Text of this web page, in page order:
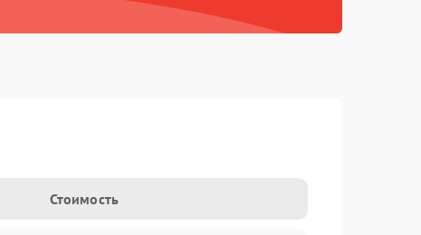
Стоимость